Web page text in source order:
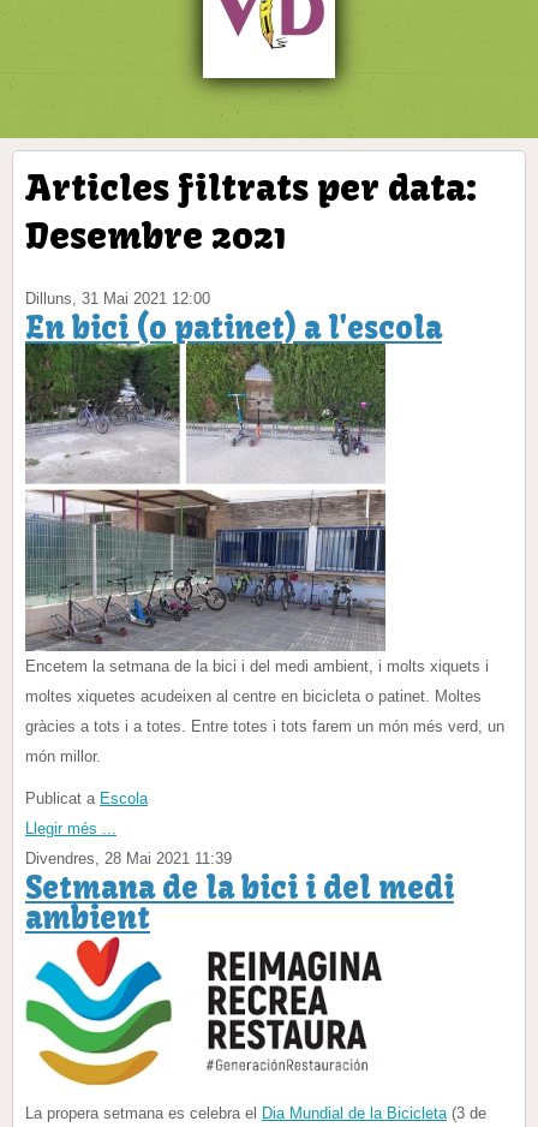
Articles filtrats per data:
Desembre 2021
Dilluns, 31 Mai 2021 12:00
En bici (o patinet) a l'escola
Encetem la setmana de la bici i del medi ambient, i molts xiquets i
moltes xiquetes acudeixen al centre en bicicleta o patinet. Moltes
gràcies a tots i a totes. Entre totes i tots farem un món més verd, un
món millor.
Publicat a Escola
Llegir més ...
Divendres, 28 Mai 2021 11:39
Setmana de la bici i del medi
ambient
La propera setmana es celebra el Dia Mundial de la Bicicleta(3 de